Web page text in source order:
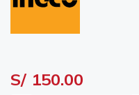
S/ 150.00